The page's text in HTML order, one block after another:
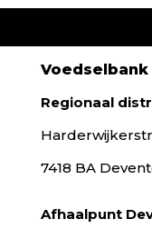
Regionaal
7418 BA
Afhaalpunt